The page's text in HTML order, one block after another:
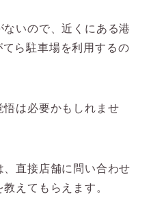
いので、近くにある港
ら駐車場を利用するの
は必要かもしれませ
直接店舗に問い合わせ
えてもらえます。